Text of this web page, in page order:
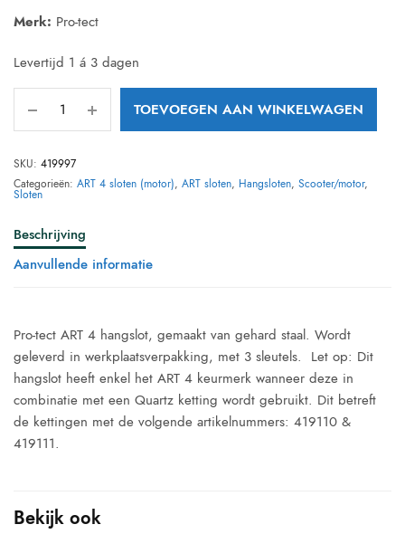
€ 28,95.
Merk: Pro-tect
Levertijd 1 á 3 dagen
TOEVOEGEN AAN WINKELWAGEN
SKU: 419997
Categorieën: ART 4 sloten (motor), ART sloten, Hangsloten, Scooter/motor,
Sloten
Beschrijving
Aanvullende informatie
Pro-tect ART 4 hangslot, gemaakt van gehard staal. Wordt
geleverd in werkplaatsverpakking, met 3 sleutels. Let op: Dit
hangslot heeft enkel het ART 4 keurmerk wanneer deze in
combinatie met een Quartz ketting wordt gebruikt. Dit betreft
de kettingen met de volgende artikelnummers: 419110 &
419111.
Bekijk ook